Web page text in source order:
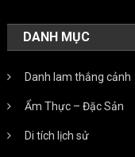
DANH MỤC
Danh lam thắng cảnh
Ẩm Thực – Đặc Sản
Di tích lịch sử